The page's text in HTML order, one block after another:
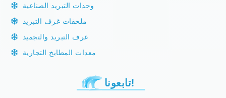
وحدات التبريد الصناعية
ملحقات غرف التبريد
غرف التبريد والتجميد
معدات المطابخ التجارية
تابعونا!